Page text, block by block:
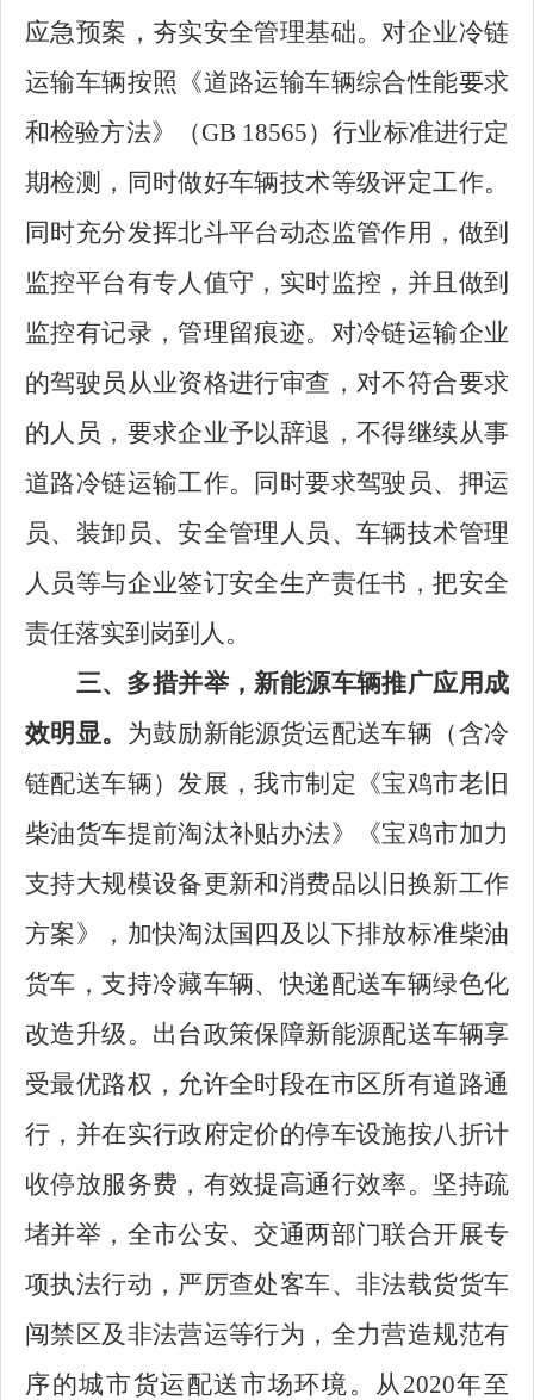
应急预案，夯实安全管理基础。对企业冷链
运输车辆按照《道路运输车辆综合性能要求
和检验方法》（GB 18565）行业标准进行定
期检测，同时做好车辆技术等级评定工作。
同时充分发挥北斗平台动态监管作用，做到
监控平台有专人值守，实时监控，并且做到
监控有记录，管理留痕迹。对冷链运输企业
的驾驶员从业资格进行审查，对不符合要求
的人员，要求企业予以辞退，不得继续从事
道路冷链运输工作。同时要求驾驶员、押运
员、装卸员、安全管理人员、车辆技术管理
人员等与企业签订安全生产责任书，把安全
责任落实到岗到人。
三、多措并举，新能源车辆推广应用成
效明显。 为鼓励新能源货运配送车辆（含冷
链配送车辆）发展，我市制定《宝鸡市老旧
柴油货车提前淘汰补贴办法》《宝鸡市加力
支持大规模设备更新和消费品以旧换新工作
方案》，加快淘汰国四及以下排放标准柴油
货车，支持冷藏车辆、快递配送车辆绿色化
改造升级。出台政策保障新能源配送车辆享
受最优路权，允许全时段在市区所有道路通
行，并在实行政府定价的停车设施按八折计
收停放服务费，有效提高通行效率。坚持疏
堵并举，全市公安、交通两部门联合开展专
项执法行动，严厉查处客车、非法载货货车
闯禁区及非法营运等行为，全力营造规范有
序的城市货运配送市场环境。从2020年至